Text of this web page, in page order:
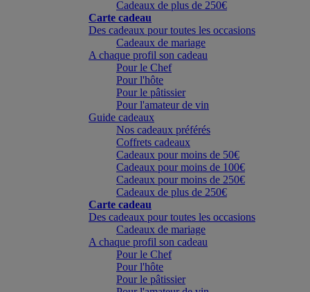
Cadeaux de plus de 250€
Carte cadeau
Des cadeaux pour toutes les occasions
Cadeaux de mariage
A chaque profil son cadeau
Pour le Chef
Pour l'hôte
Pour le pâtissier
Pour l'amateur de vin
Guide cadeaux
Nos cadeaux préférés
Coffrets cadeaux
Cadeaux pour moins de 50€
Cadeaux pour moins de 100€
Cadeaux pour moins de 250€
Cadeaux de plus de 250€
Carte cadeau
Des cadeaux pour toutes les occasions
Cadeaux de mariage
A chaque profil son cadeau
Pour le Chef
Pour l'hôte
Pour le pâtissier